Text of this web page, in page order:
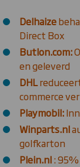
Delhaize
Direct Box
Butlon.com:
en geleverd
DHL
commerce
Playmobil:
Winparts.nl
golfkarton
Plein.nl: